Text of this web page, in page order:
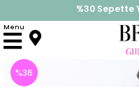
%30 Sepette
İndirimlere ek
Menu
Anasayfa Üst Giyim
%36